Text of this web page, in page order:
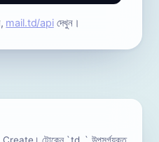
mail.td/apiদেখুন।